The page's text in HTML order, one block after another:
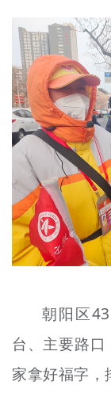
朝阳区
台、主要路口
家拿好福字，